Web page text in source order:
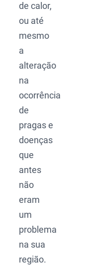
de calor,
ou até
mesmo
a
alteração
na
ocorrência
de
pragas e
doenças
que
antes
não
eram
um
problema
na sua
região.